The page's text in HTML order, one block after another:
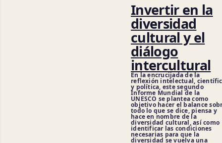
Invertir en la
diversidad
cultural y el
diálogo
intercultural
En la encrucijada de la
reflexión intelectual,
y política, este segundo
Informe Mundial de la
UNESCO se plantea como
objetivo hacer el balance
todo lo que se dice, piensa y
hace en nombre de la
diversidad cultural, así como
identificar las condiciones
necesarias para que la
diversidad se vuelva una